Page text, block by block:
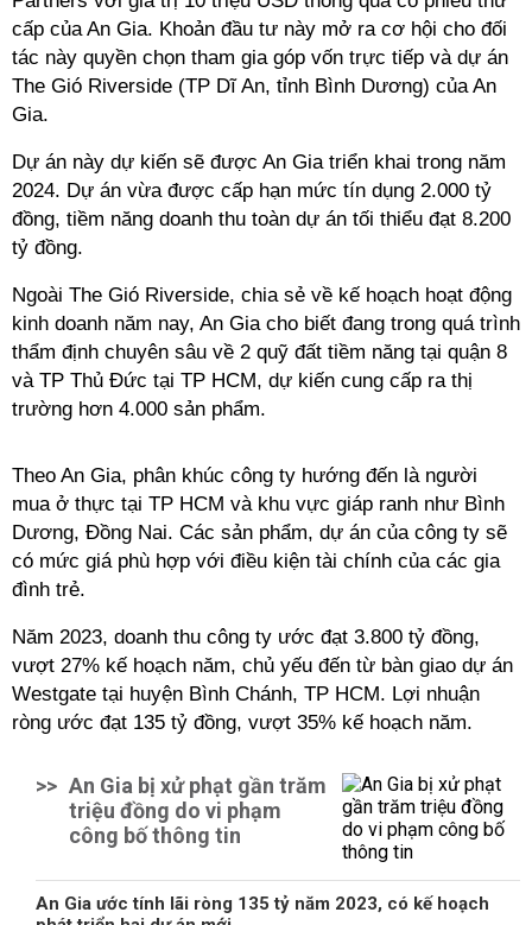
cấp của An Gia. Khoản đầu tư này mở ra cơ hội cho đối
tác này quyền chọn tham gia góp vốn trực tiếp và dự án
The Gió Riverside (TP Dĩ An, tỉnh Bình Dương) của An
Gia.
Dự án này dự kiến sẽ được An Gia triển khai trong năm
2024. Dự án vừa được cấp hạn mức tín dụng 2.000 tỷ
đồng, tiềm năng doanh thu toàn dự án tối thiểu đạt 8.200
tỷ đồng.
Ngoài The Gió Riverside, chia sẻ về kế hoạch hoạt động
kinh doanh năm nay, An Gia cho biết đang trong quá trình
thẩm định chuyên sâu về 2 quỹ đất tiềm năng tại quận 8
và TP Thủ Đức tại TP HCM, dự kiến cung cấp ra thị
trường hơn 4.000 sản phẩm.
Theo An Gia, phân khúc công ty hướng đến là người
mua ở thực tại TP HCM và khu vực giáp ranh như Bình
Dương, Đồng Nai. Các sản phẩm, dự án của công ty sẽ
có mức giá phù hợp với điều kiện tài chính của các gia
đình trẻ.
Năm 2023, doanh thu công ty ước đạt 3.800 tỷ đồng,
vượt 27% kế hoạch năm, chủ yếu đến từ bàn giao dự án
Westgate tại huyện Bình Chánh, TP HCM. Lợi nhuận
ròng ước đạt 135 tỷ đồng, vượt 35% kế hoạch năm.
>> An Gia bị xử phạt gần trăm
triệu đồng do vi phạm
công bố thông tin
An Gia ước tính lãi ròng 135 tỷ năm 2023, có kế hoạch